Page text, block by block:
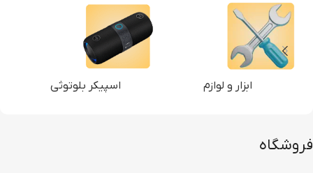
ابزار و لوازم اسپیکر بلوتوثی
فروشگاه